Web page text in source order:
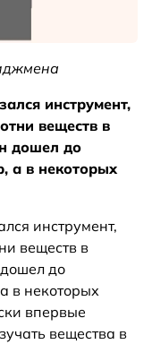
инструмент,
веществ в
дошел до
а в некоторых
инструмент,
веществ в
до
в некоторых
впервые
вещества в